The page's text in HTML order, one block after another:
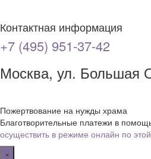
Контактная информация
+7 (495) 951-37-42
Москва, ул. Большая
Пожертвование на нужды храма
Благотворительные платежи в
осуществить в режиме онлайн по
×